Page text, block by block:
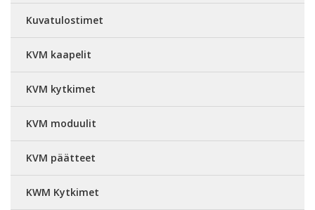
Kuvatulostimet
KVM kaapelit
KVM kytkimet
KVM moduulit
KVM päätteet
KWM Kytkimet